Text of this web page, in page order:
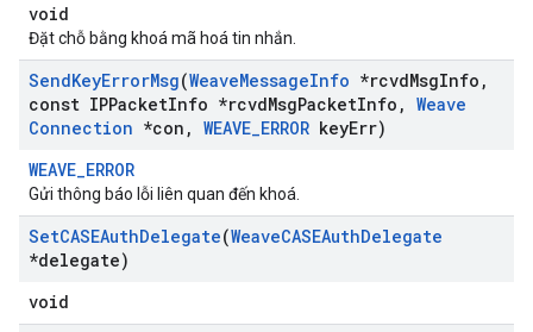
void
Đặt chỗ bằng khoá mã hoá tin nhắn.
SendKeyErrorMsg(WeaveMessageInfo *rcvdMsgInfo ,
const IPPacketInfo *rcvdMsgPacketInfo , Weave
Connection *con , WEAVE_ERROR keyErr)
WEAVE_ERROR
Gửi thông báo lỗi liên quan đến khoá.
SetCASEAuthDelegate(WeaveCASEAuthDelegate
*delegate)
void